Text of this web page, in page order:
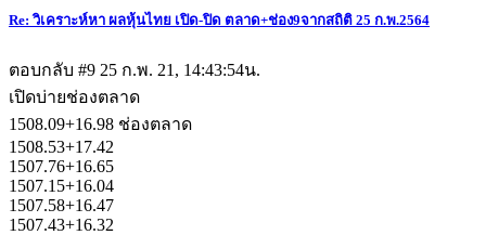
Re: วิเคราะห์หา ผลหุ้นไทย เปิด-ปิด ตลาด+ช่อง9จากสถิติ 25 ก.พ.2564
ตอบกลับ #9 25 ก.พ. 21, 14:43:54น.
เปิดบ่ายช่องตลาด
1508.09+16.98 ช่องตลาด
1508.53+17.42
1507.76+16.65
1507.15+16.04
1507.58+16.47
1507.43+16.32